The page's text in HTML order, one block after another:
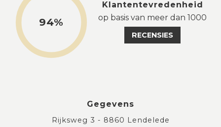
94%
Klantentevredenheid
op basis van meer dan 1000
RECENSIES
Gegevens
Rijksweg 3 - 8860 Lendelede